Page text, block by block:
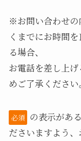
※お問い合わせの
くまでにお時間
る場合、
お電話を差し上
めご了承ください。
必須
の表示があ
ださいますよう、